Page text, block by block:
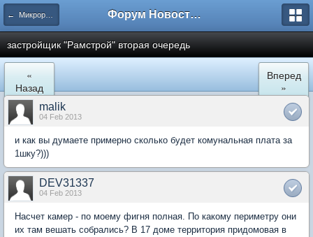
← Микрорайон Солнечный (ул. Лучистая 1, 2, 3) Форум Новостройки
застройщик "Рамстрой" вторая очередь
«
Назад
Вперед
»
malik
04 Feb 2013
и как вы думаете примерно сколько будет комунальная плата за
1шку?)))
DEV31337
04 Feb 2013
Насчет камер - по моему фигня полная. По какому периметру они
их там вешать собрались? В 17 доме территория придомовая в